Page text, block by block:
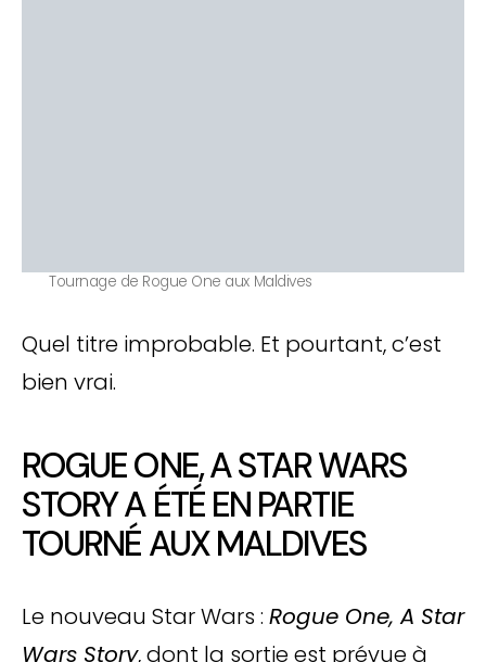
Tournage de Rogue One aux Maldives
Quel titre improbable. Et pourtant, c’est
bien vrai.
ROGUE ONE, A STAR WARS
STORY A ÉTÉ EN PARTIE
TOURNÉ AUX MALDIVES
Le nouveau Star Wars : Rogue One, A Star
Wars Story, dont la sortie est prévue à